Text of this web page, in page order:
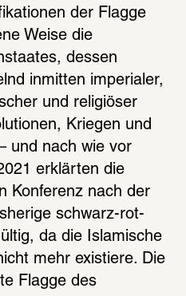
der Flagge
Weise die
dessen
inmitten imperialer,
und religiöser
Kriegen und
und nach wie vor
erklärten die
Konferenz nach der
schwarz-rot-
da die Islamische
mehr existiere. Die
Flagge des